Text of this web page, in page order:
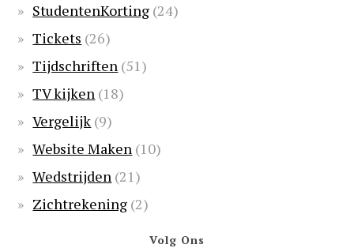
StudentenKorting (24)
Tickets (26)
Tijdschriften (51)
TV kijken (18)
Vergelijk (9)
Website Maken (10)
Wedstrijden (21)
Zichtrekening (2)
Volg Ons